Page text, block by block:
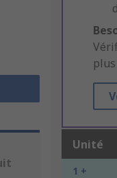
Unité
1 +